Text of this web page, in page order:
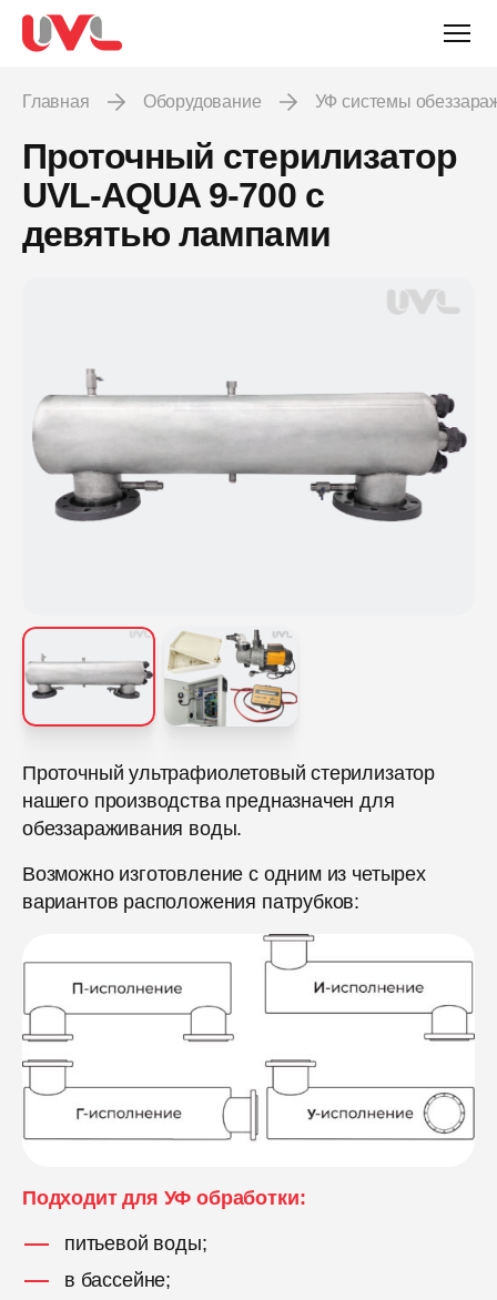
Главная Оборудование УФ системы
Проточный стерилизатор
UVL-AQUA 9-700 с
девятью лампами
Проточный ультрафиолетовый стерилизатор
нашего производства предназначен для
обеззараживания воды.
Возможно изготовление с одним из четырех
вариантов расположения патрубков:
Подходит для УФ обработки:
питьевой воды;
в бассейне;